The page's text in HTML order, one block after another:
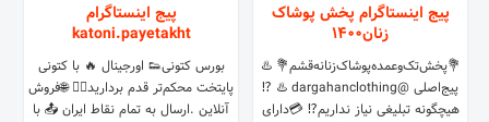
پیج اینستاگرام پخش پوشاک
زنان۱۴۰۰
💐پخش‌تک‌وعمده‌پوشاک‌زنانه‌قشم💐 ♨️‌
پیج‌اصلی @dargahanclothing ♨️ ⁉️
هیچگونه تبلیغی نیاز نداریم⁉️ 💳دارای
پیج اینستاگرام
katoni.payetakht
بورس کتونی👟 اورجینال 🔥 با کتونی
پایتخت محکم‌تر قدم بردارید🏃‍♂️ 🌐فروش
آنلاین .ارسال به تمام نقاط ایران 📤 با